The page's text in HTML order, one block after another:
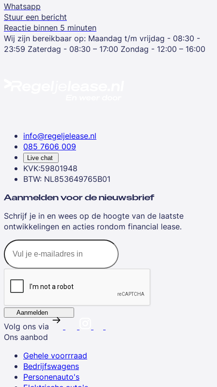
Whatsapp
Stuur een bericht
Reactie binnen 5 minuten
Wij zijn bereikbaar op: Maandag t/m vrijdag - 08:30 -
23:59 Zaterdag - 08:30 – 17:00 Zondag - 12:00 – 16:00
info@regeljelease.nl
085 7606 009
Live chat
KVK:59801948
BTW: NL853649765B01
Aanmelden voor de nieuwsbrief
Schrijf je in en wees op de hoogte van de laatste
ontwikkelingen en acties rondom financial lease.
Aanmelden
Volg ons via
Ons aanbod
Gehele voorrraad
Bedrijfswagens
Personenauto's